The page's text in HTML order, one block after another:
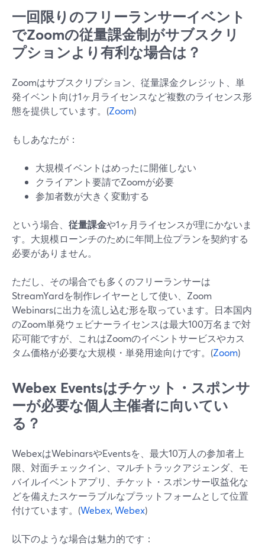
一回限りのフリーランサーイベント
でZoomの従量課金制がサブスクリ
プションより有利な場合は？
Zoomはサブスクリプション、従量課金クレジット、単
発イベント向け1ヶ月ライセンスなど複数のライセンス形
態を提供しています。(Zoom)
もしあなたが：
大規模イベントはめったに開催しない
クライアント要請でZoomが必要
参加者数が大きく変動する
という場合、 従量課金や1ヶ月ライセンスが理にかないま
す。大規模ローンチのために年間上位プランを契約する
必要がありません。
ただし、その場合でも多くのフリーランサーは
StreamYardを制作レイヤーとして使い、Zoom
Webinarsに出力を流し込む形を取っています。日本国内
のZoom単発ウェビナーライセンスは最大100万名まで対
応可能ですが、これはZoomのイベントサービスやカス
タム価格が必要な大規模・単発用途向けです。(Zoom)
Webex Eventsはチケット・スポンサ
ーが必要な個人主催者に向いてい
る？
WebexはWebinarsやEventsを、最大10万人の参加者上
限、対面チェックイン、マルチトラックアジェンダ、モ
バイルイベントアプリ、チケット・スポンサー収益化な
どを備えたスケーラブルなプラットフォームとして位置
付けています。(Webex,Webex)
以下のような場合は魅力的です：